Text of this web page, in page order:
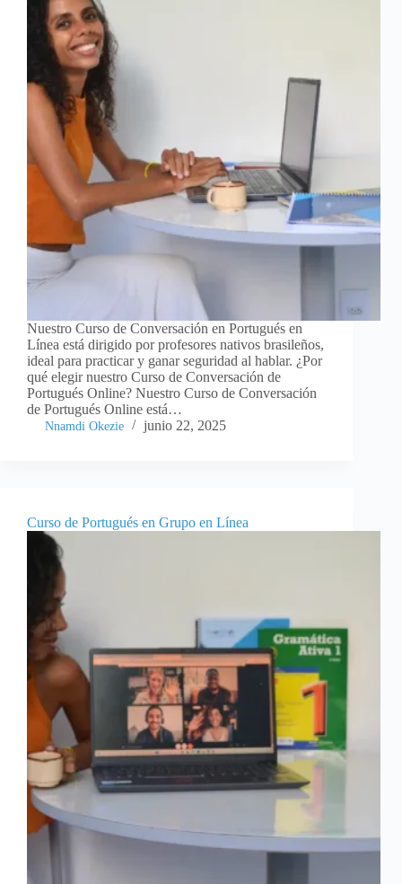
Nuestro Curso de Conversación en Portugués en
Línea está dirigido por profesores nativos brasileños,
ideal para practicar y ganar seguridad al hablar. ¿Por
qué elegir nuestro Curso de Conversación de
Portugués Online? Nuestro Curso de Conversación
de Portugués Online está…
Nnamdi Okezie junio 22, 2025
Curso de Portugués en Grupo en Línea